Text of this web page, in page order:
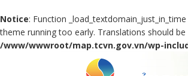
Notice: Function
theme running too early. Translations should
/www/wwwroot/map.tcvn.gov.vn/wp-